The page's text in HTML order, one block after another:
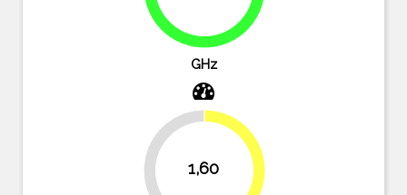
83.9%
GHz
1,60
42.9%
57.1%